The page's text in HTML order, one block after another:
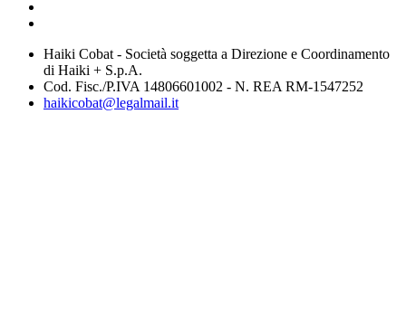
Haiki Cobat - Società soggetta a Direzione e Coordinamento
di Haiki + S.p.A.
Cod. Fisc./P.IVA 14806601002 - N. REA RM-1547252
haikicobat@legalmail.it